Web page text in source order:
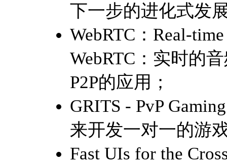
下一步的进化式发
WebRTC：Real-
WebRTC：实时的
P2P的应用；
GRITS - PvP
来开发一对一的游
Fast UIs for the